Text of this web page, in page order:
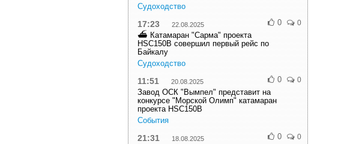
Судоходство
17:23 22.08.2025
⛴ Катамаран "Сарма" проекта
HSC150B совершил первый рейс по
Байкалу
Судоходство
0 0
11:51 20.08.2025
Завод ОСК "Вымпел" представит на
конкурсе "Морской Олимп" катамаран
проекта HSC150B
События
0 0
21:31 18.08.2025 0 0